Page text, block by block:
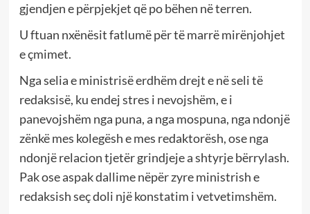
gjendjen e përpjekjet që po bëhen në terren.
U ftuan nxënësit fatlumë për të marrë mirënjohjet
e çmimet.
Nga selia e ministrisë erdhëm drejt e në seli të
redaksisë, ku endej stres i nevojshëm, e i
panevojshëm nga puna, a nga mospuna, nga ndonjë
zënkë mes kolegësh e mes redaktorësh, ose nga
ndonjë relacion tjetër grindjeje a shtyrje bërrylash.
Pak ose aspak dallime nëpër zyre ministrish e
redaksish seç doli një konstatim i vetvetimshëm.